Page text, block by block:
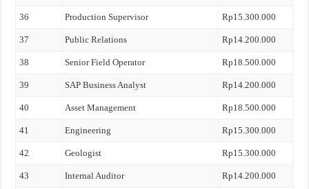
36 Production Supervisor Rp15.300.000
37 Public Relations Rp14.200.000
38 Senior Field Operator Rp18.500.000
39 SAP Business Analyst Rp14.200.000
40 Asset Management Rp18.500.000
41 Engineering Rp15.300.000
42 Geologist Rp15.300.000
43 Internal Auditor Rp14.200.000